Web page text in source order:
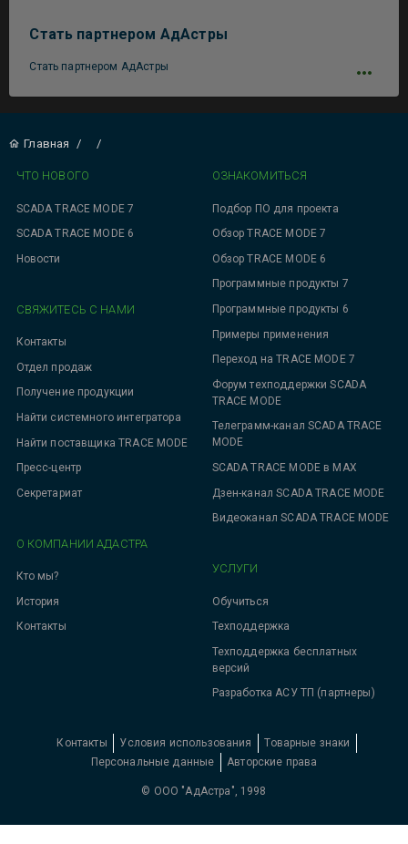
Стать партнером АдАстры
Стать партнером АдАстры
Главная / /
ЧТО НОВОГО
SCADA TRACE MODE 7
SCADA TRACE MODE 6
Новости
ОЗНАКОМИТЬСЯ
Подбор ПО для проекта
Обзор TRACE MODE 7
Обзор TRACE MODE 6
Программные продукты 7
Программные продукты 6
Примеры применения
Переход на TRACE MODE 7
Форум техподдержки SCADA
TRACE MODE
Телеграмм-канал SCADA TRACE
MODE
SCADA TRACE MODE в MAX
Дзен-канал SCADA TRACE MODE
Видеоканал SCADA TRACE MODE
УСЛУГИ
Обучиться
Техподдержка
Техподдержка бесплатных
версий
Разработка АСУ ТП (партнеры)
СВЯЖИТЕСЬ С НАМИ
Контакты
Отдел продаж
Получение продукции
Найти системного интегратора
Найти поставщика TRACE MODE
Пресс-центр
Секретариат
О КОМПАНИИ АДАСТРА
Кто мы?
История
Контакты
Контакты Условия использования
Товарные знаки
Персональные данные
Авторские права
© ООО "АдАстра", 1998